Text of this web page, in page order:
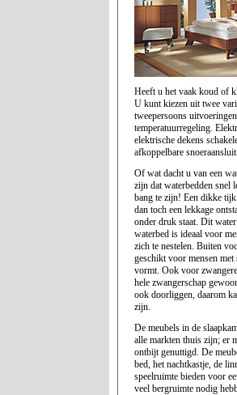
Heeft u het vaak koud of
U kunt kiezen uit twee
tweepersoons
temperatuurregeling.
elektrische dekens
afkoppelbare
Of wat dacht u van een
zijn dat waterbedden snel
bang te zijn! Een dikke tijk
dan toch een lekkage
onder druk staat. Dit
waterbed is ideaal voor
zich te nestelen. Buiten
geschikt voor mensen
vormt. Ook voor
hele zwangerschap
ook doorliggen, daarom
zijn.
De meubels in de
alle markten thuis zijn; er
ontbijt genuttigd. De
bed, het nachtkastje, de
speelruimte bieden voor
veel bergruimte nodig